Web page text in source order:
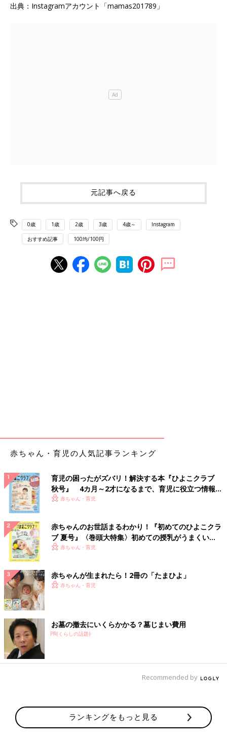
出典：Instagramアカウント「mamas201789」
元記事へ戻る
0歳 1歳 2歳 3歳 4歳～ Instagram
おすすめ記事 100均/100円
赤ちゃん・育児の人気記事ランキング
育児の困ったがズバリ！解決する本『ひよこクラブ
秋号』 4カ月～2才になるまで、育児に役立つ情報が
いっぱい！
赤ちゃん・育児
赤ちゃんのお世話まるわかり！『初めてのひよこクラ
ブ 夏号』〈巻頭大特集〉初めての授乳がうまくい
く！ おっぱい・ミルクの基本と夏のトラブル 解決テ
赤ちゃん・育児
赤ちゃんが生まれたら！2冊の「たまひよ」
赤ちゃん・育児
お墓の撤去にいくらかかる？墓じまい費用
PR(くらしの話題)
Recommended by
ランキングをもっと見る